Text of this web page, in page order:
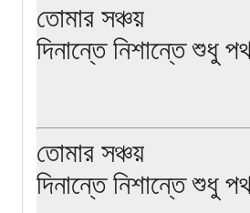
তোমার সঞ্চয়
দিনান্তে নিশান্তে শুধু
তোমার সঞ্চয়
দিনান্তে নিশান্তে শুধু